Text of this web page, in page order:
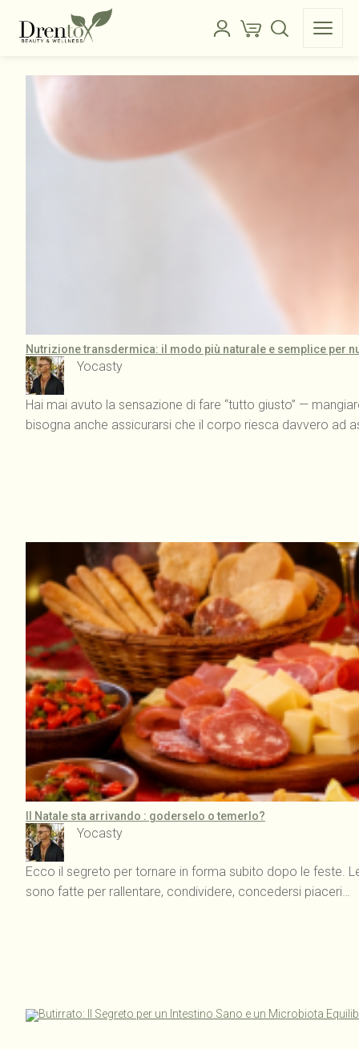
Nutrizione transdermica: il modo più naturale e semplice per
Yocasty
Hai mai avuto la sensazione di fare “tutto giusto” —
bisogna anche assicurarsi che il corpo riesca davvero ad
Il Natale sta arrivando : goderselo o temerlo?
Yocasty
Ecco il segreto per tornare in forma subito dopo le feste.
sono fatte per rallentare, condividere, concedersi piaceri…